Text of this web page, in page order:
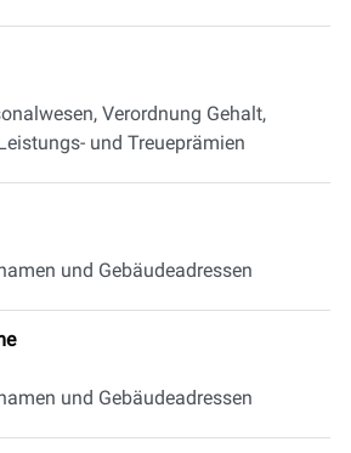
Verordnung Gehalt,
und Treueprämien
und Gebäudeadressen
und Gebäudeadressen